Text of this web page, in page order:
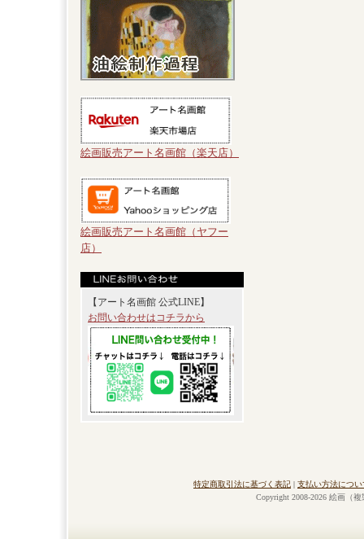
絵画販売アート名画館（楽天店）
絵画販売アート名画館（ヤフー
店）
【アート名画館 公式LINE】
お問い合わせはコチラから
特定商取引法に基づく表記 | 支払い方法につい
Copyright 2008-2026 絵画（